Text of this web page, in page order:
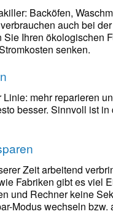
Backöfen,
auch bei
Ihren ökologischen
senken.
mehr reparieren
besser. Sinnvoll ist
Zeit arbeitend
Fabriken gibt es viel
und Rechner keine
Modus wechseln bzw.